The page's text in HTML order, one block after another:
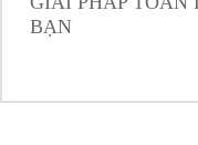
BẠN